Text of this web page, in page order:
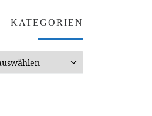
KATEGORIEN